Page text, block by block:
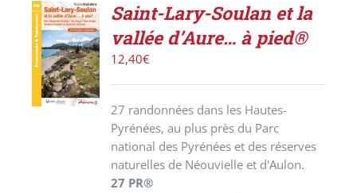
ACHETER
LE
PRODUIT
/
DÉTAILS
Saint-Lary-Soulan et la
vallée d’Aure… à pied®
12,40€
27 randonnées dans les Hautes-
Pyrénées, au plus près du Parc
national des Pyrénées et des réserves
naturelles de Néouvielle et d'Aulon.
27 PR®